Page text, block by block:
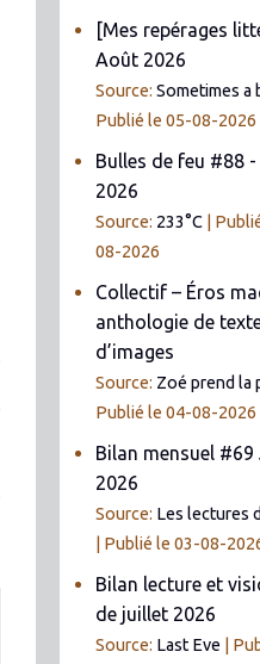
[Mes repérages
Août 2026
Source:Sometimes a
Publié le 05-08-2026
Bulles de feu #88
2026
Source: 233°C
08-2026
Collectif – Éros
anthologie de
d’images
Source: Zoé prend la
Publié le 04-08-2026
Bilan mensuel #69
2026
Source: Les lectures
Publié le 03-08-
Bilan lecture et
de juillet 2026
Source: Last Eve